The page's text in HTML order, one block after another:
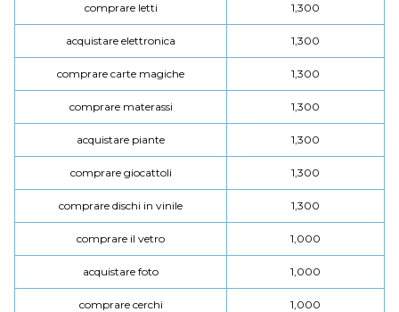
comprare letti 1,300
acquistare elettronica 1,300
comprare carte magiche 1,300
comprare materassi 1,300
acquistare piante 1,300
comprare giocattoli 1,300
comprare dischi in vinile 1,300
comprare il vetro 1,000
acquistare foto 1,000
comprare cerchi 1,000